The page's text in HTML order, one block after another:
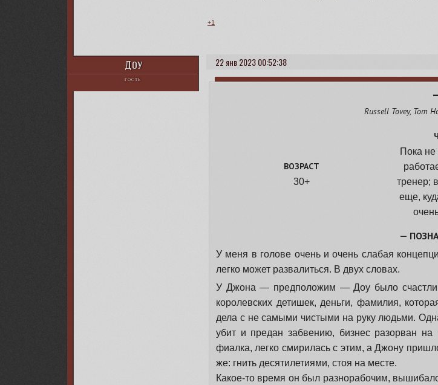
+1
22 янв 2023 00:52:38
Доу
ГОСТЬ
Russell Tovey, Tom
ВОЗРАСТ
30+
Пока
тренер;
еще,
—
У меня в голове очень и очень слабая
легко может развалиться. В двух словах.
У Джона — предположим — Доу было
королевских детишек, деньги, фамилия,
дела с не самыми чистыми на руку людьми.
убит и предан забвению, бизнес разорван
фиалка, легко смирилась с этим, а Джону
же: гнить десятилетиями, стоя на месте.
Какое-то время он был разнорабочим,